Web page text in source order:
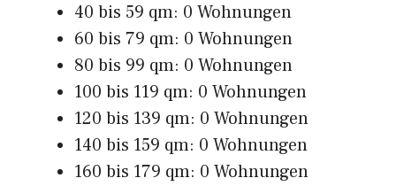
40 bis 59 qm: 0 Wohnungen
60 bis 79 qm: 0 Wohnungen
80 bis 99 qm: 0 Wohnungen
100 bis 119 qm: 0 Wohnungen
120 bis 139 qm: 0 Wohnungen
140 bis 159 qm: 0 Wohnungen
160 bis 179 qm: 0 Wohnungen